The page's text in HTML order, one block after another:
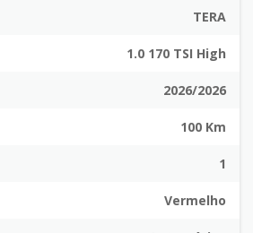
TERA
1.0 170 TSI High
2026/2026
100 Km
1
Vermelho